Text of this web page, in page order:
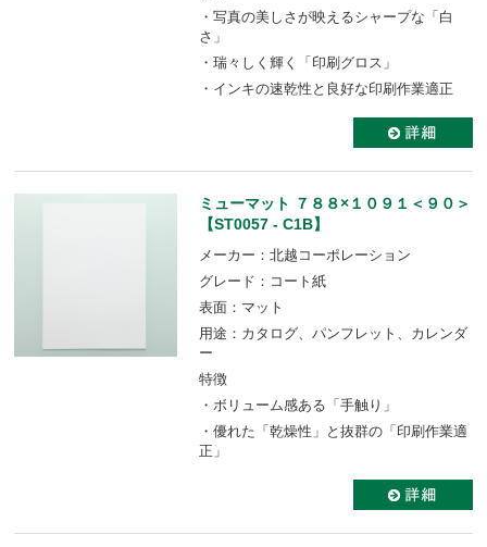
・写真の美しさが映えるシャープな「白
さ」
・瑞々しく輝く「印刷グロス」
・インキの速乾性と良好な印刷作業適正
ミューマット ７８８×１０９１＜９０＞
【ST0057 - C1B】
メーカー：北越コーポレーション
グレード：コート紙
表面：マット
用途：カタログ、パンフレット、カレンダ
ー
特徴
・ボリューム感ある「手触り」
・優れた「乾燥性」と抜群の「印刷作業適
正」